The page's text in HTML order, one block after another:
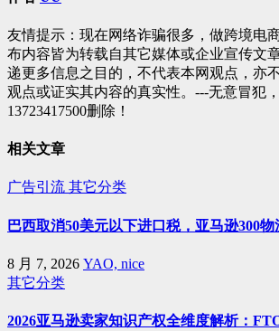
友情提示：现在网络诈骗很多，做跨境电
布内容皆为转载自其它媒体或企业宣传文
递更多信息之目的，不代表本网观点，亦
观点或证实其内容的真实性。---无意冒犯
13723417500删除！
相关文章
广告引流 其它分类
巴西取消50美元以下进口税，亚马逊300
8 月 7, 2026 YAO, nice
其它分类
2026亚马逊卖家知识产权全维度解析：